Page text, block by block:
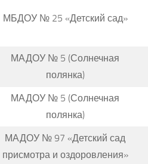
МБДОУ № 25 «Детский сад»
МАДОУ № 5 (Солнечная
полянка)
МАДОУ № 5 (Солнечная
полянка)
МАДОУ № 97 «Детский сад
присмотра и оздоровления»